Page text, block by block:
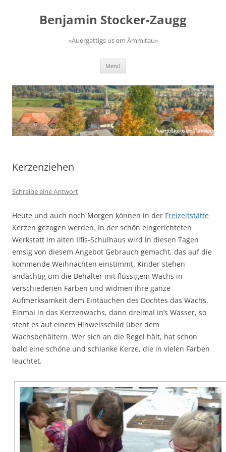
springenBenjamin Stocker-Zaugg
«Auergattigs us em Ämmitau»
Menü
Kerzenziehen
Schreibe eine Antwort
Heute und auch noch Morgen können in der Freizeitstätte
Kerzen gezogen werden. In der schön eingerichteten
Werkstatt im alten Ilfis-Schulhaus wird in diesen Tagen
emsig von diesem Angebot Gebrauch gemacht, das auf die
kommende Weihnachten einstimmt. Kinder stehen
andächtig um die Behälter mit flüssigem Wachs in
verschiedenen Farben und widmen ihre ganze
Aufmerksamkeit dem Eintauchen des Dochtes das Wachs.
Einmal in das Kerzenwachs, dann dreimal in’s Wasser, so
steht es auf einem Hinweisschild über dem
Wachsbehältern. Wer sich an die Regel hält, hat schon
bald eine schöne und schlanke Kerze, die in vielen Farben
leuchtet.